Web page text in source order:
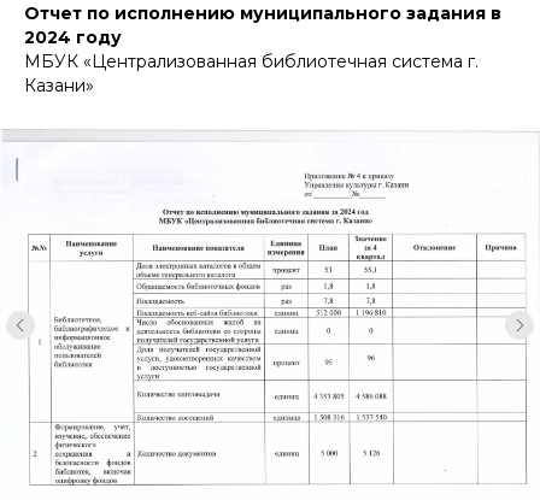
Отчет по исполнению муниципального задания в
2024 году
МБУК «Централизованная библиотечная система г.
Казани»